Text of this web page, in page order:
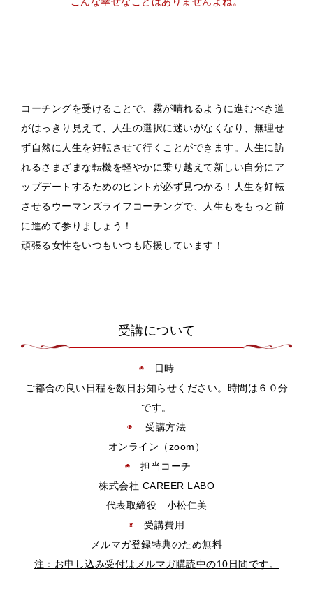
コーチングを受けることで、霧が晴れるように進むべき道
がはっきり見えて、人生の選択に迷いがなくなり、無理せ
ず自然に人生を好転させて行くことができます。人生に訪
れるさまざまな転機を軽やかに乗り越えて新しい自分にア
ップデートするためのヒントが必ず見つかる！人生を好転
させるウーマンズライフコーチングで、人生もをもっと前
に進めて参りましょう！
頑張る女性をいつもいつも応援しています！
受講について
◉
日時
ご都合の良い日程を数日お知らせください。時間は６０分
です。
◉
受講方法
オンライン（zoom）
◉ 担当コーチ
株式会社 CAREER LABO
代表取締役 小松仁美
◉ 受講費用
メルマガ登録特典のため無料
注：お申し込み受付はメルマガ購読中の10日間です。